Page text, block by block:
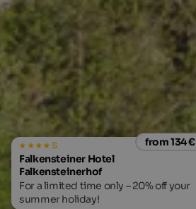
from 134 €
s
Falkensteiner Hotel
Falkensteinerhof
For a limited time only – 20% off your
summer holiday!